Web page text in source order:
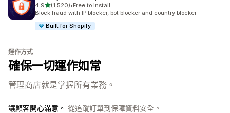
4.9滿分 5 顆星
(1,520)
共有 1520 則評價
•Free to install
Block fraud with IP blocker, bot blocker and country blocker
Built for Shopify
運作方式
確保一切運作如常
管理商店就是掌握所有業務。
讓顧客開心滿意。 從追蹤訂單到保障資料安全。